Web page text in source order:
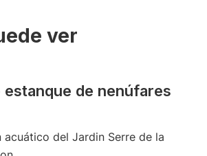
ver
estanque de nenúfares